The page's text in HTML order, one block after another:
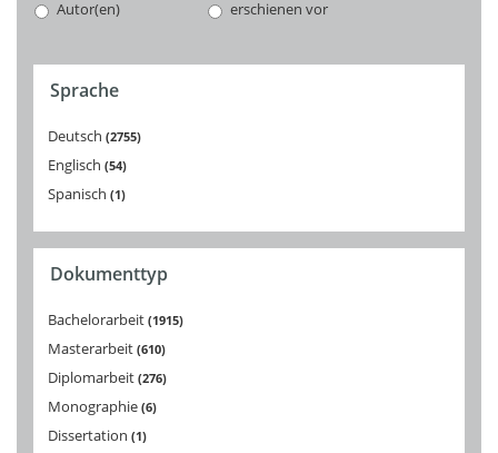
Autor(en)
erschienen vor
Sprache
Deutsch 2755
Englisch 54
Spanisch 1
Dokumenttyp
Bachelorarbeit 1915
Masterarbeit 610
Diplomarbeit 276
Monographie 6
Dissertation 1